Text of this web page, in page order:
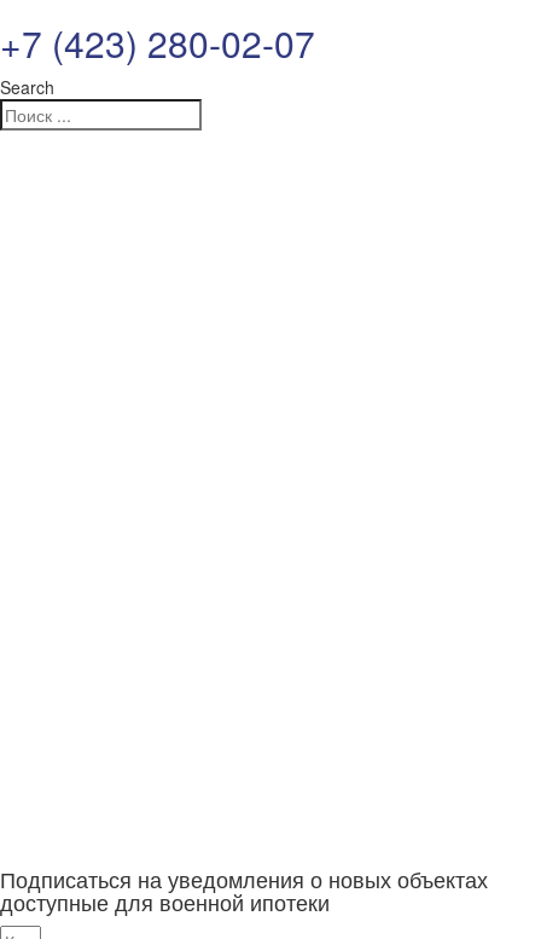
+7 (423) 280-02-07
Search
Подписаться на уведомления о новых объектах
доступные для военной ипотеки